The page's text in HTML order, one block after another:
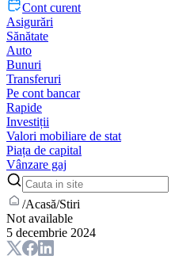
Cont curent
Asigurări
Sănătate
Auto
Bunuri
Transferuri
Pe cont bancar
Rapide
Investiții
Valori mobiliare de stat
Piața de capital
Vânzare gaj
/Acasă/Stiri
Not available
5 decembrie 2024